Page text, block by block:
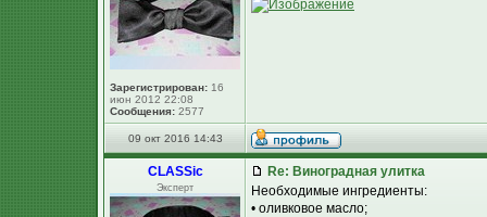
Зарегистрирован: 16
июн 2012 22:08
Сообщения: 2577
09 окт 2016 14:43
CLASSic
Эксперт
Re: Виноградная улитка
Необходимые ингредиенты:
• оливковое масло;